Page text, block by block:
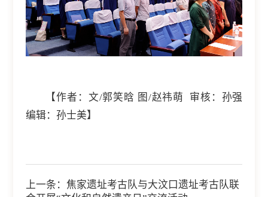
【作者：文/郭笑晗 图/赵祎萌 审核：孙强
编辑：孙士美】
上一条： 焦家遗址考古队与大汶口遗址考古队联